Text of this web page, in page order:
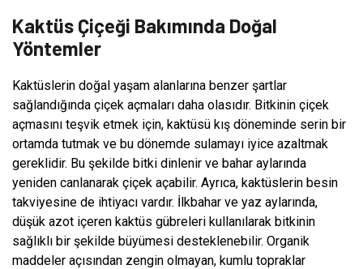
Kaktüs Çiçeği Bakımında Doğal
Yöntemler
Kaktüslerin doğal yaşam alanlarına benzer şartlar
sağlandığında çiçek açmaları daha olasıdır. Bitkinin çiçek
açmasını teşvik etmek için, kaktüsü kış döneminde serin bir
ortamda tutmak ve bu dönemde sulamayı iyice azaltmak
gereklidir. Bu şekilde bitki dinlenir ve bahar aylarında
yeniden canlanarak çiçek açabilir. Ayrıca, kaktüslerin besin
takviyesine de ihtiyacı vardır. İlkbahar ve yaz aylarında,
düşük azot içeren kaktüs gübreleri kullanılarak bitkinin
sağlıklı bir şekilde büyümesi desteklenebilir. Organik
maddeler açısından zengin olmayan, kumlu topraklar